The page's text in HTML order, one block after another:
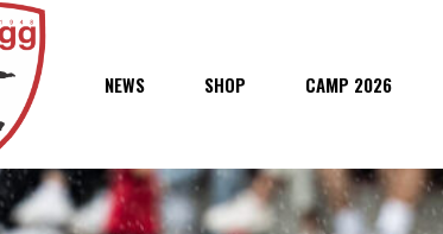
NEWS SHOP CAMP 2026